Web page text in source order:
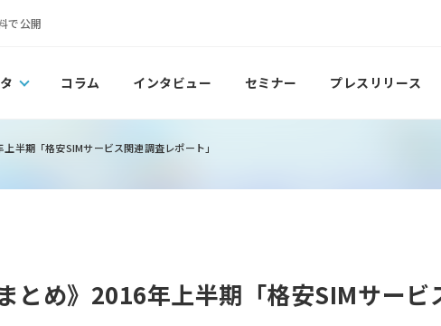
で公開
コラム インタビュー セミナー プレスリリース
半期「格安SIMサービス関連調査レポート」
とめ》2016年上半期「格安SIMサービ